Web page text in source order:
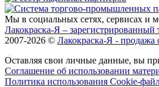
Мы в социальных сетях, сервисах и
Лакокраска-Я –
2007-2026 © Лакокраска-Я -
Оставляя свои личные данные, вы
Соглашение об использовании
Политика использования Cookie-